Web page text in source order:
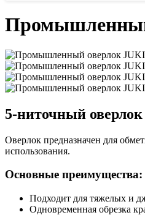
5-ниточный
Оверлок предназначен для
использования.
Основные преимущества:
Подходит для тяжелых и
Одновременная обрезка